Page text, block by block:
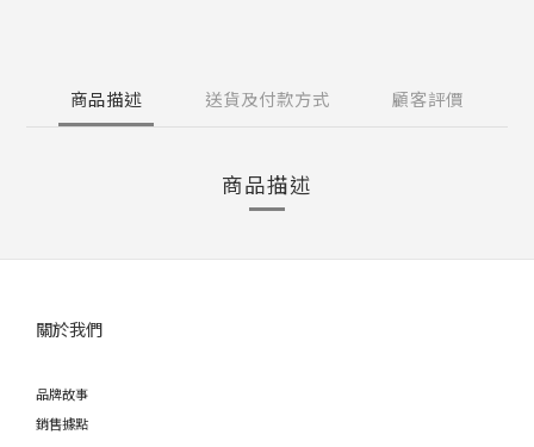
商品描述 送貨及付款方式 顧客評價
商品描述
關於我們
品牌故事
銷售據點